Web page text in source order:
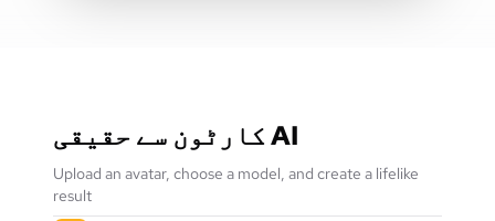
کارٹون سے حقیقی AI
Upload an avatar, choose a model, and create a lifelike
result